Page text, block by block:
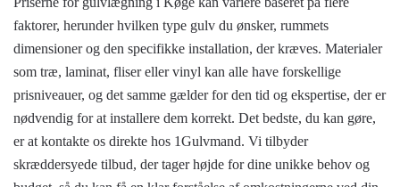
faktorer, herunder hvilken type gulv du ønsker, rummets
dimensioner og den specifikke installation, der kræves. Materialer
som træ, laminat, fliser eller vinyl kan alle have forskellige
prisniveauer, og det samme gælder for den tid og ekspertise, der er
nødvendig for at installere dem korrekt. Det bedste, du kan gøre,
er at kontakte os direkte hos 1Gulvmand. Vi tilbyder
skræddersyede tilbud, der tager højde for dine unikke behov og